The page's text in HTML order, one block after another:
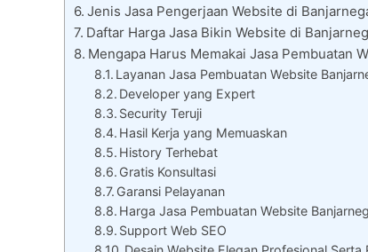
Jenis Jasa Pengerjaan Website di
Daftar Harga Jasa Bikin Website di
Mengapa Harus Memakai Jasa Pembuatan
Layanan Jasa Pembuatan Website
Developer yang Expert
Security Teruji
Hasil Kerja yang Memuaskan
History Terhebat
Gratis Konsultasi
Garansi Pelayanan
Harga Jasa Pembuatan Website
Support Web SEO